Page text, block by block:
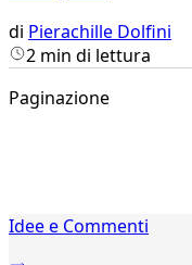
di Pierachille Dolfini
2 min di lettura
Paginazione
2Idee e Commenti